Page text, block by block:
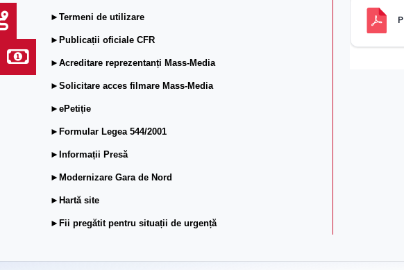
►Termeni de utilizare
►Publicații oficiale CFR
►Acreditare reprezentanți Mass-Media
►Solicitare acces filmare Mass-Media
►ePetiție
►Formular Legea 544/2001
►Informații Presă
►Modernizare Gara de Nord
►Hartă site
►Fii pregătit pentru situații de urgență